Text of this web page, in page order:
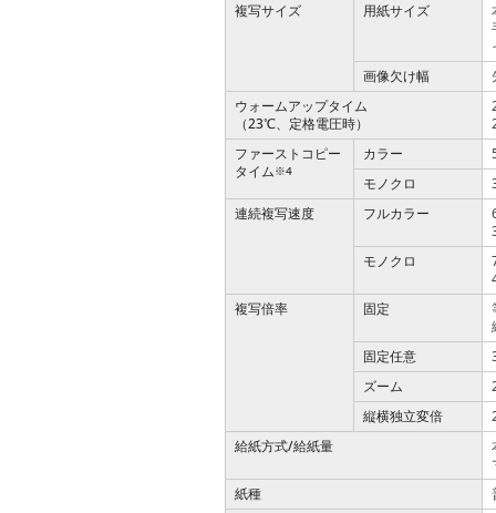
複写サイズ
用紙サイズ
画像欠け幅
ウォームアップタイム
（23℃、定格電圧時）
ファーストコピー
タイム※4
カラー
モノクロ
連続複写速度
フルカラー
モノクロ
複写倍率
固定
固定任意
ズーム
縦横独立変倍
給紙方式/給紙量
紙種